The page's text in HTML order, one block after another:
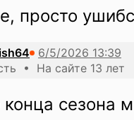
просто
• На сайте 13 лет
сезона